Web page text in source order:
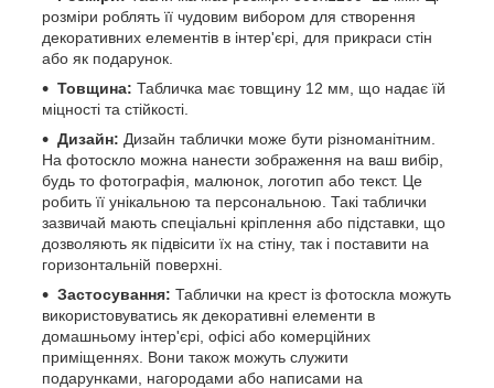
розміри роблять її чудовим вибором для створення
декоративних елементів в інтер'єрі, для прикраси стін
або як подарунок.
Товщина: Табличка має товщину 12 мм, що надає їй
міцності та стійкості.
Дизайн: Дизайн таблички може бути різноманітним.
На фотоскло можна нанести зображення на ваш вибір,
будь то фотографія, малюнок, логотип або текст. Це
робить її унікальною та персональною. Такі таблички
зазвичай мають спеціальні кріплення або підставки, що
дозволяють як підвісити їх на стіну, так і поставити на
горизонтальній поверхні.
Застосування: Таблички на крест із фотоскла можуть
використовуватись як декоративні елементи в
домашньому інтер'єрі, офісі або комерційних
приміщеннях. Вони також можуть служити
подарунками, нагородами або написами на